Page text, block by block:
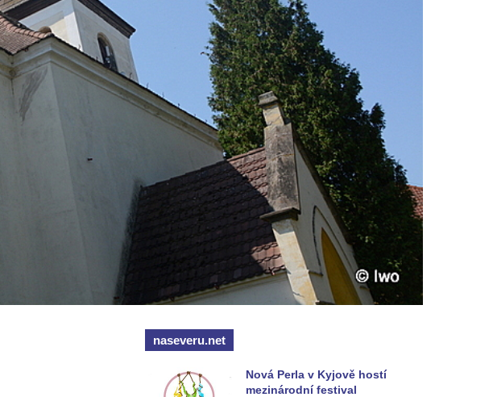
naseveru.net
Nová Perla v Kyjově hostí
mezinárodní festival